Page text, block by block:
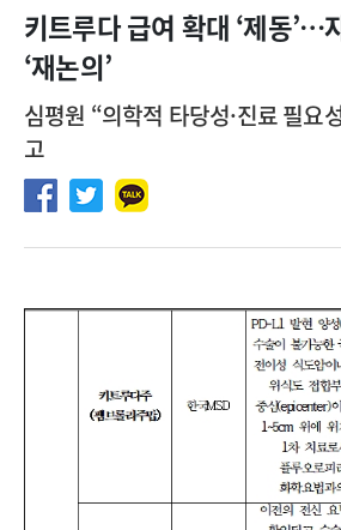
[서울아산병원] 2026년 하반기 인턴 모집
[영남대학교의료원] 마취통증의학과 임기제 임상
키트루다 급여 확대 ‘제동’…
‘재논의’
심평원 “의학적 타당성·진료 필요
고